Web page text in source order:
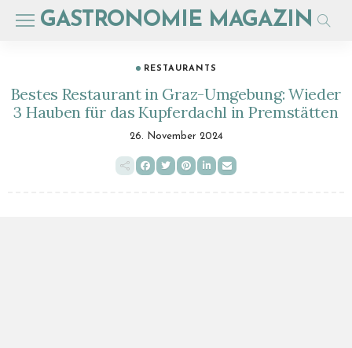
GASTRONOMIE MAGAZIN
RESTAURANTS
Bestes Restaurant in Graz-Umgebung: Wieder
3 Hauben für das Kupferdachl in Premstätten
26. November 2024